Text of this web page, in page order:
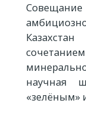
научная
«зелёным»